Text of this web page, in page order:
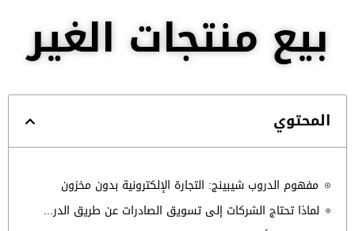
بيع منتجات الغير
المحتوي
مفهوم الدروب شيبينج: التجارة الإلكترونية بدون مخزون
لماذا تحتاج الشركات إلى تسويق الصادرات عن طريق الدروب شيبينج